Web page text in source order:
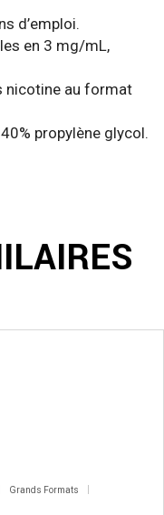
d’emploi.
en 3 mg/mL,
nicotine au format
propylène glycol.
Grands Formats